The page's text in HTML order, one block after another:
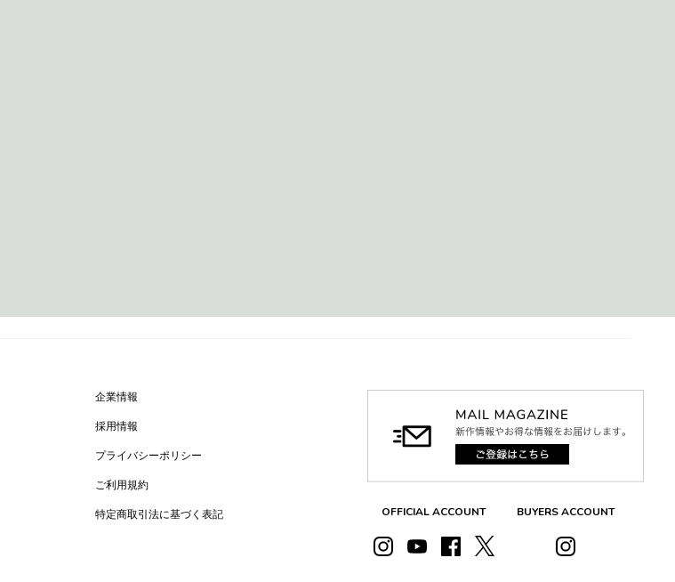
企業情報
採用情報
プライバシーポリシー
ご利用規約
特定商取引法に基づく表記 OFFICIAL ACCOUNT BUYERS ACCOUNT